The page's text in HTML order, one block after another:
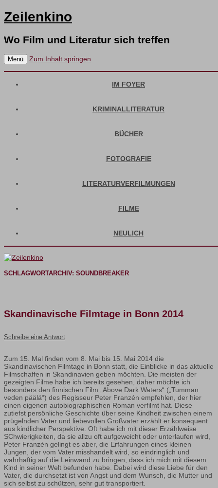
Zeilenkino
Wo Film und Literatur sich treffen
Menü Zum Inhalt springen
IM FOYER
KRIMINALLITERATUR
BÜCHER
FOTOGRAFIE
LITERATURVERFILMUNGEN
FILME
NEULICH
SCHLAGWORTARCHIV: SOUNDBREAKER
Skandinavische Filmtage in Bonn 2014
Schreibe eine Antwort
Zum 15. Mal finden vom 8. Mai bis 15. Mai 2014 die
Skandinavischen Filmtage in Bonn statt, die Einblicke in das aktuelle
Filmschaffen in Skandinavien geben möchten. Die meisten der
gezeigten Filme habe ich bereits gesehen, daher möchte ich
besonders den finnischen Film „Above Dark Waters“ („Tumman
veden päälä“) des Regisseur Peter Franzén empfehlen, der hier
einen eigenen autobiographischen Roman verfilmt hat. Diese
zutiefst persönliche Geschichte über seine Kindheit zwischen einem
prügelnden Vater und liebevollen Großvater erzählt er konsequent
aus kindlicher Perspektive. Oft habe ich mit dieser Erzählweise
SChwierigkeiten, da sie allzu oft aufgeweicht oder unterlaufen wird,
Peter Franzén gelingt es aber, die Erfahrungen eines kleinen
Jungen, der vom Vater misshandelt wird, so eindringlich und
wahrhaftig auf die Leinwand zu bringen, dass ich mich mit diesem
Kind in seiner Welt befunden habe. Dabei wird diese Liebe für den
Vater, die durchsetzt ist von Angst und dem Wunsch, die Mutter und
sich selbst zu schützen, sehr gut transportiert.